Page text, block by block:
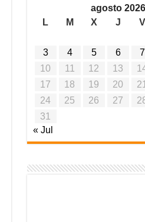
agosto 2026
L
M X J V
3
4 5 6 7
10
11 12 13
17
18 19 20 21
24
25 26 27
31
« Jul